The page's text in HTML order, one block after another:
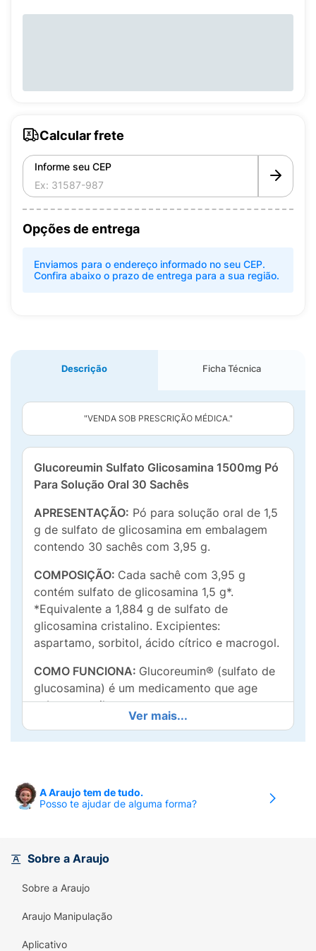
Calcular frete
Informe seu CEP
Opções de entrega
Enviamos para o endereço informado no seu CEP.
Confira abaixo o prazo de entrega para a sua região.
Descrição Ficha Técnica
"VENDA SOB PRESCRIÇÃO MÉDICA."
Glucoreumin Sulfato Glicosamina 1500mg Pó
Para Solução Oral 30 Sachês
APRESENTAÇÃO: Pó para solução oral de 1,5
g de sulfato de glicosamina em embalagem
contendo 30 sachês com 3,95 g.
COMPOSIÇÃO: Cada sachê com 3,95 g
contém sulfato de glicosamina 1,5 g*.
*Equivalente a 1,884 g de sulfato de
glicosamina cristalino. Excipientes:
aspartamo, sorbitol, ácido cítrico e macrogol.
COMO FUNCIONA: Glucoreumin® (sulfato de
glucosamina) é um medicamento que age
sobre a cartilagem que reveste as
articulações fazendo com que o processo
degenerativo aconteça mais lentamente.
limitação dos movimentos, sintomas que
geralmente acontecem em doenças que
COMO DEVO USAR:
instruções do(a) seu(sua) médico(a) e leia a
bula. Não exceda a dose recomendada. Este
mastigado. Não interrompa o tratamento sem
o conhecimento do(a) seu(sua) médico(a).
Ver mais...
A Araujo tem de tudo.
Posso te ajudar de alguma forma?
Sobre a Araujo
Sobre a Araujo
Araujo Manipulação
Aplicativo